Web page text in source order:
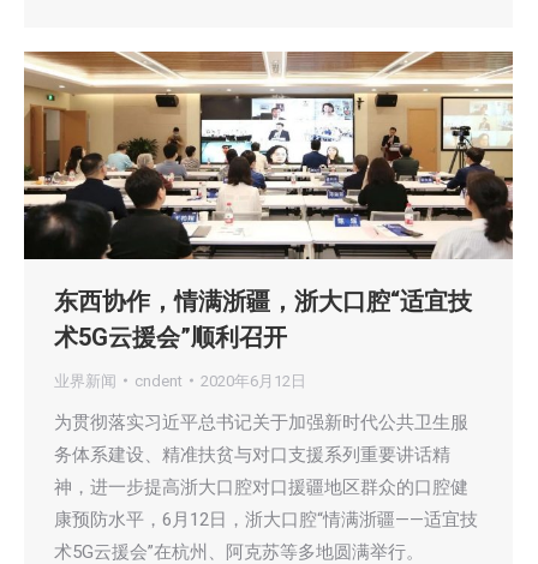
东西协作，情满浙疆，浙大口腔“适宜技
术5G云援会”顺利召开
业界新闻 cndent 2020年6月12日
为贯彻落实习近平总书记关于加强新时代公共卫生服
务体系建设、精准扶贫与对口支援系列重要讲话精
神，进一步提高浙大口腔对口援疆地区群众的口腔健
康预防水平，6月12日，浙大口腔“情满浙疆——适宜技
术5G云援会”在杭州、阿克苏等多地圆满举行。